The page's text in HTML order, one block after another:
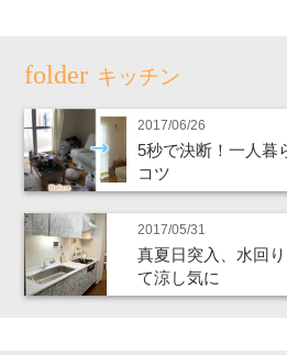
キッチン
2017/06/26
5秒で決断！一人暮
コツ
2017/05/31
真夏日突入、水回
て涼し気に